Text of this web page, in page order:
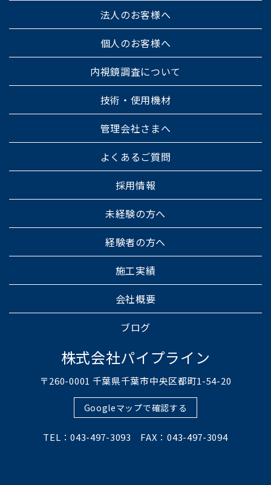
法人のお客様へ
個人のお客様へ
内視鏡調査について
技術・使用機材
管理会社さまへ
よくあるご質問
採用情報
未経験の方へ
経験者の方へ
施工実績
会社概要
ブログ
株式会社パイプライン
〒260-0001 千葉県千葉市中央区都町1-54-20
Googleマップで確認する
TEL：043-497-3093 FAX：043-497-3094